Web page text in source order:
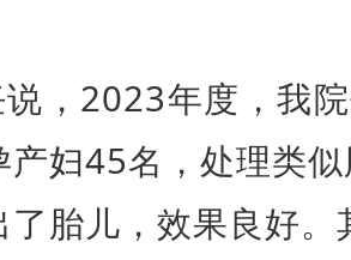
，2023年度，我
产妇45名，处理类
了胎儿，效果良好